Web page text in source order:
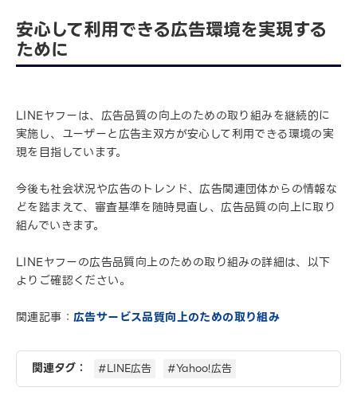
安心して利用できる広告環境を実現する
ために
LINEヤフーは、広告品質の向上のための取り組みを継続的に
実施し、ユーザーと広告主双方が安心して利用できる環境の実
現を目指しています。
今後も社会状況や広告のトレンド、広告関連団体からの情報な
どを踏まえて、審査基準を随時見直し、広告品質の向上に取り
組んでいきます。
LINEヤフーの広告品質向上のための取り組みの詳細は、以下
よりご確認ください。
関連記事： 広告サービス品質向上のための取り組み
関連タグ： #LINE広告 #Yahoo!広告